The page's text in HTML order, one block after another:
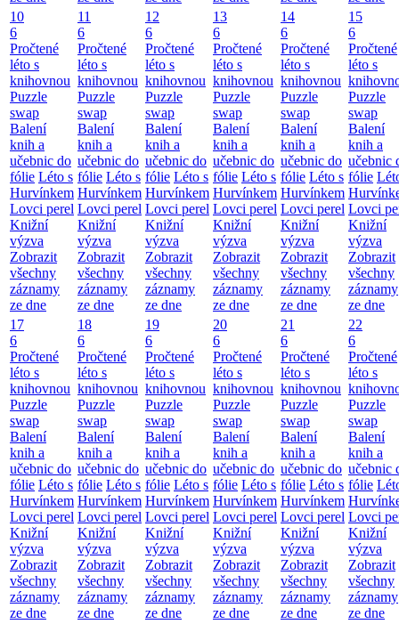
10
6
Pročtené
léto s
knihovnou
Puzzle
swap
Balení
knih a
učebnic do
fólie Léto s
Hurvínkem
Lovci perel
Knižní
výzva
Zobrazit
všechny
záznamy
ze dne
11
6
Pročtené
léto s
knihovnou
Puzzle
swap
Balení
knih a
učebnic do
fólie Léto s
Hurvínkem
Lovci perel
Knižní
výzva
Zobrazit
všechny
záznamy
ze dne
12
6
Pročtené
léto s
knihovnou
Puzzle
swap
Balení
knih a
učebnic do
fólie Léto s
Hurvínkem
Lovci perel
Knižní
výzva
Zobrazit
všechny
záznamy
ze dne
13
6
Pročtené
léto s
knihovnou
Puzzle
swap
Balení
knih a
učebnic do
fólie Léto s
Hurvínkem
Lovci perel
Knižní
výzva
Zobrazit
všechny
záznamy
ze dne
14
6
Pročtené
léto s
knihovnou
Puzzle
swap
Balení
knih a
učebnic do
fólie Léto s
Hurvínkem
Lovci perel
Knižní
výzva
Zobrazit
všechny
záznamy
ze dne
15
6
Pročtené
léto s
Puzzle
swap
Balení
knih a
učebnic
fólie
Lovci
Knižní
výzva
Zobrazit
všechny
záznamy
ze dne
17
6
Pročtené
léto s
knihovnou
Puzzle
swap
Balení
knih a
učebnic do
fólie Léto s
Hurvínkem
Lovci perel
Knižní
výzva
Zobrazit
všechny
záznamy
ze dne
18
6
Pročtené
léto s
knihovnou
Puzzle
swap
Balení
knih a
učebnic do
fólie Léto s
Hurvínkem
Lovci perel
Knižní
výzva
Zobrazit
všechny
záznamy
ze dne
19
6
Pročtené
léto s
knihovnou
Puzzle
swap
Balení
knih a
učebnic do
fólie Léto s
Hurvínkem
Lovci perel
Knižní
výzva
Zobrazit
všechny
záznamy
ze dne
20
6
Pročtené
léto s
knihovnou
Puzzle
swap
Balení
knih a
učebnic do
fólie Léto s
Hurvínkem
Lovci perel
Knižní
výzva
Zobrazit
všechny
záznamy
ze dne
21
6
Pročtené
léto s
knihovnou
Puzzle
swap
Balení
knih a
učebnic do
fólie Léto s
Hurvínkem
Lovci perel
Knižní
výzva
Zobrazit
všechny
záznamy
ze dne
22
6
Pročtené
léto s
Puzzle
swap
Balení
knih a
učebnic
fólie
Lovci
Knižní
výzva
Zobrazit
všechny
záznamy
ze dne